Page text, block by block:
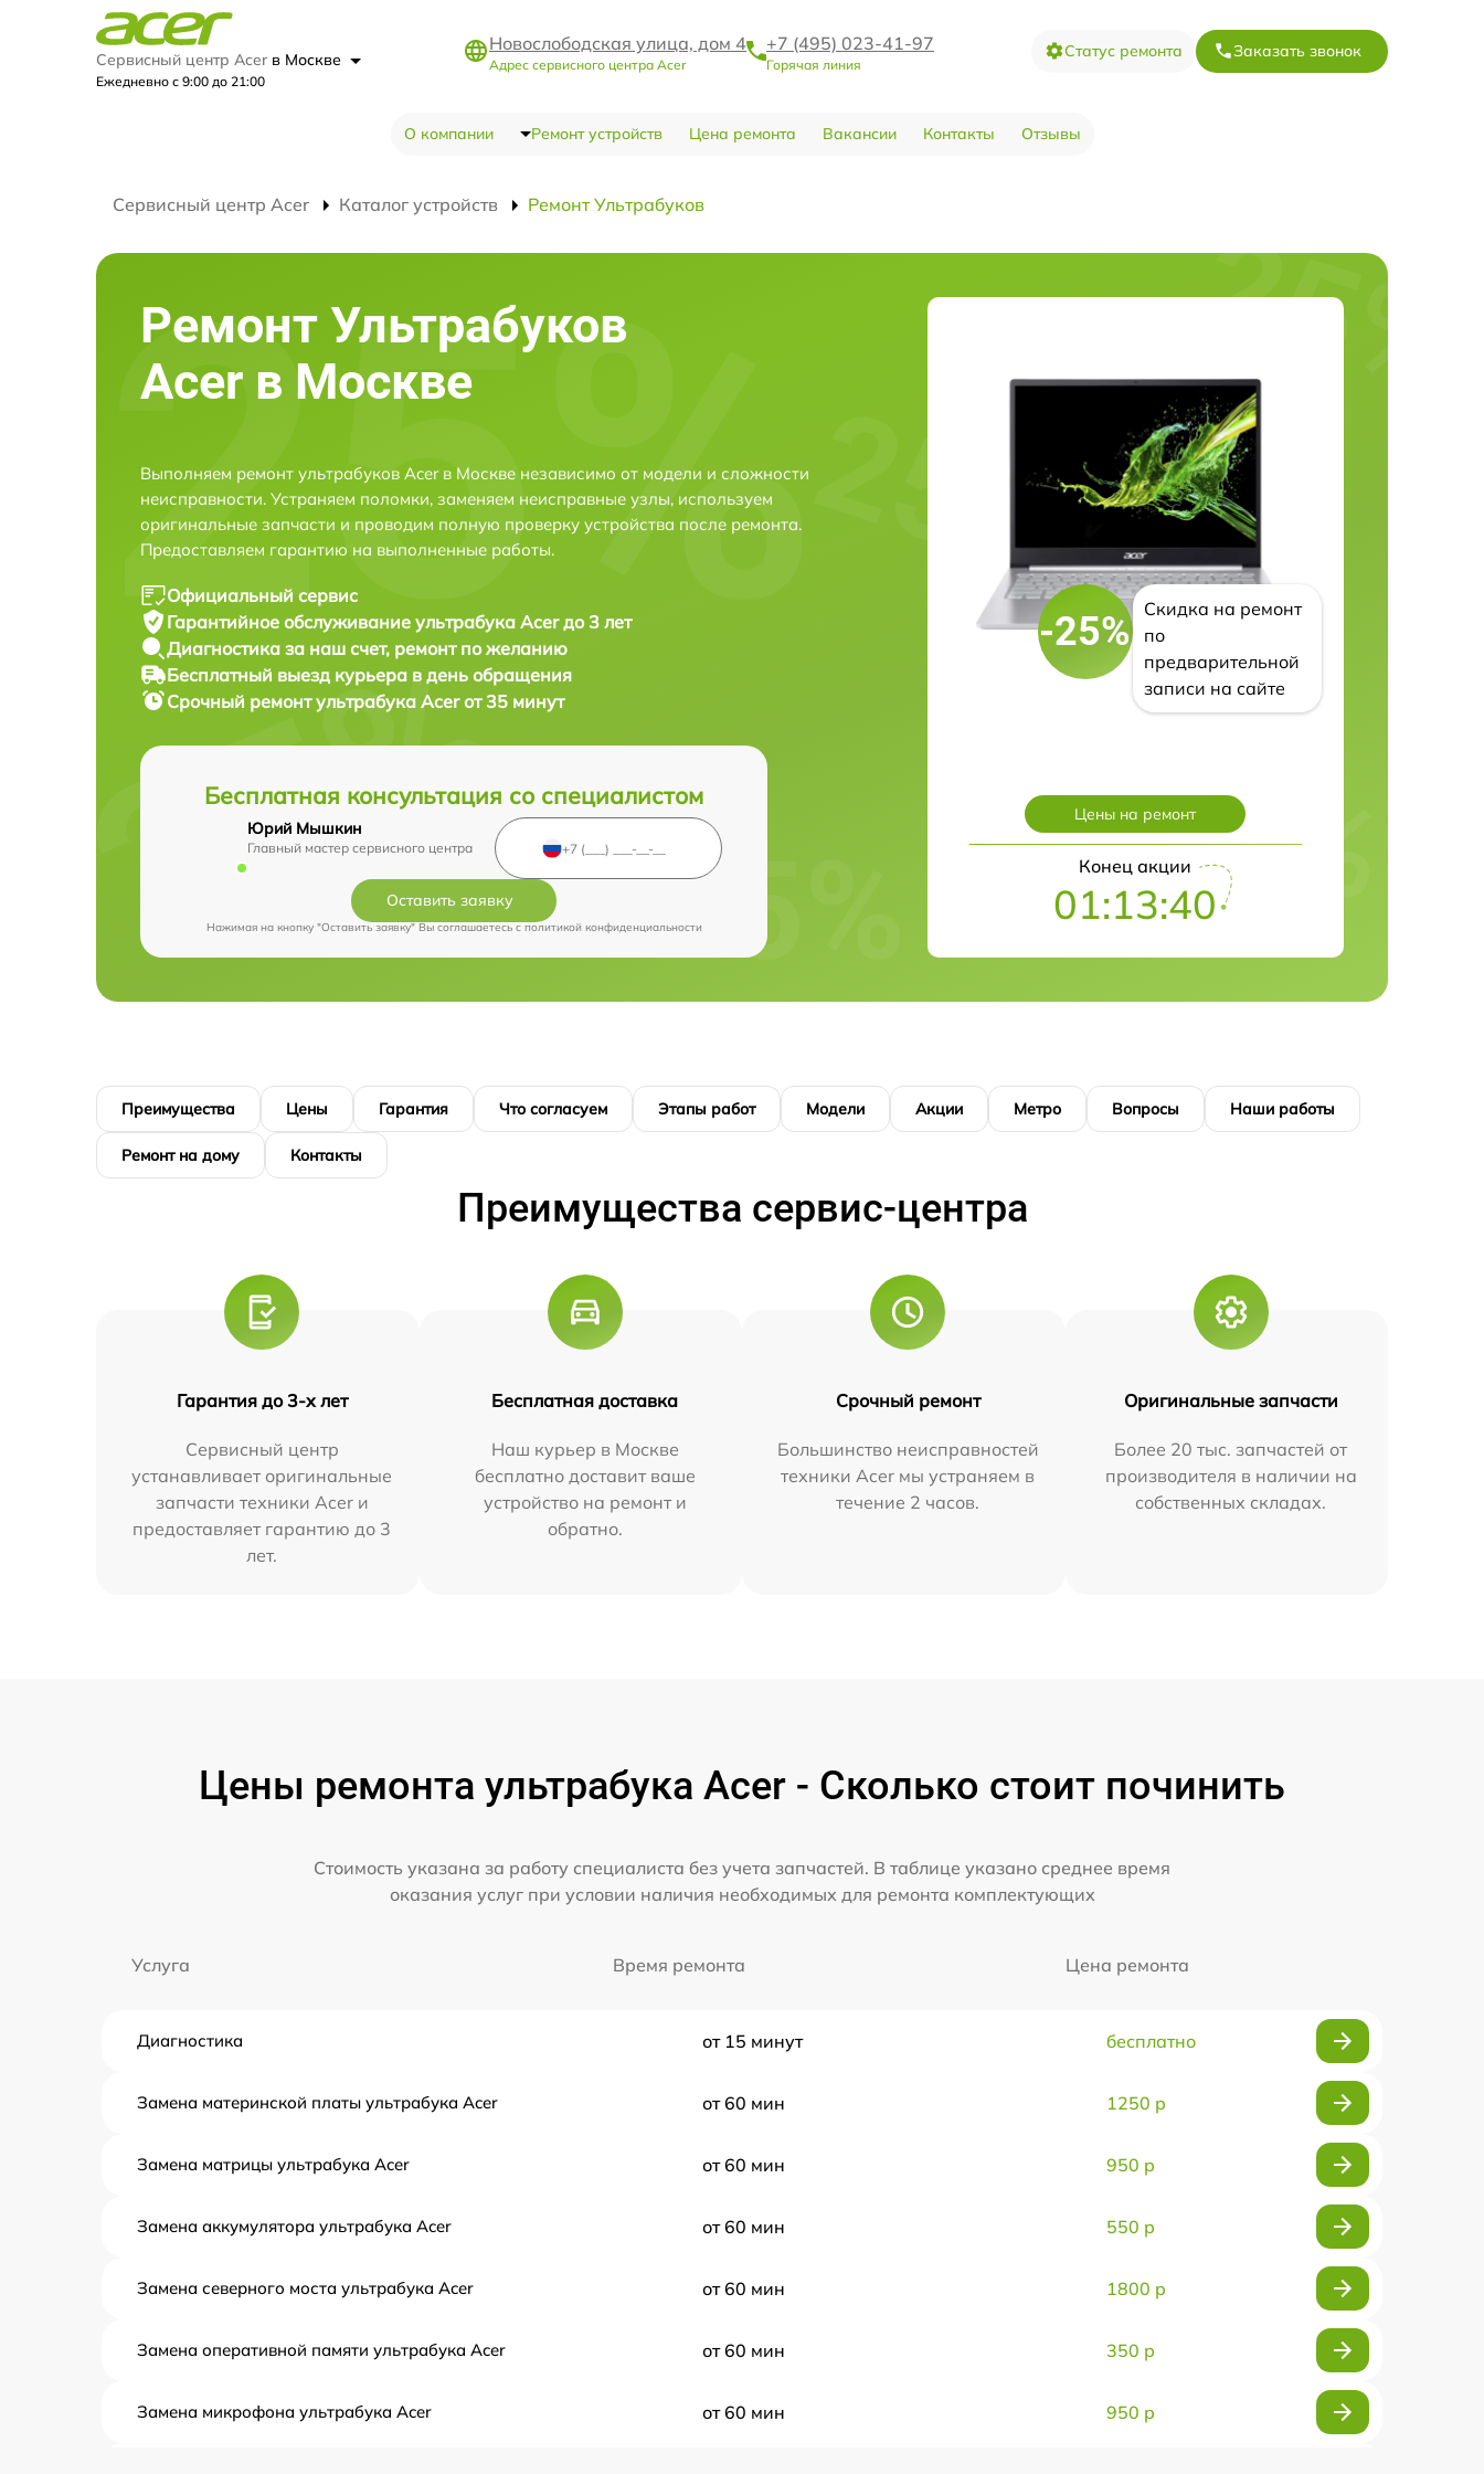
Сервисный центр Acer в Москве
Ежедневно с 9:00 до 21:00
Новослободская улица, дом 4
Адрес сервисного центра Acer
+7 (495) 023-41-97
Горячая линия
Статус ремонта Заказать звонок
О компании Ремонт устройств Цена ремонта Вакансии Контакты Отзывы
Сервисный центр Acer Каталог устройств Ремонт Ультрабуков
Ремонт Ультрабуков
Acer в Москве
Выполняем ремонт ультрабуков Acer в Москве независимо от модели и сложности
неисправности. Устраняем поломки, заменяем неисправные узлы, используем
оригинальные запчасти и проводим полную проверку устройства после ремонта.
Предоставляем гарантию на выполненные работы.
Официальный сервис
Гарантийное обслуживание ультрабука Acer до 3 лет
Диагностика за наш счет, ремонт по желанию
Бесплатный выезд курьера в день обращения
Срочный ремонтультрабука Acer от 35 минут
Бесплатная консультация со специалистом
Юрий Мышкин
Главный мастер сервисного центра
Оставить заявку
Нажимая на кнопку "Оставить заявку" Вы соглашаетесь cполитикой конфиденциальности
-25%
Скидка на ремонт
по
предварительной
записи на сайте
Цены на ремонт
Конец акции
01:13:39
Преимущества Цены Гарантия Что согласуем Этапы работ Модели Акции Метро Вопросы Наши работы
Ремонт на дому Контакты
Преимущества сервис-центра
Гарантия до 3-х лет
Сервисный центр
устанавливает оригинальные
запчасти техники Acer и
предоставляет гарантию до 3
лет.
Бесплатная доставка
Наш курьер в Москве
бесплатно доставит ваше
устройство на ремонт и
обратно.
Срочный ремонт
Большинство неисправностей
техники Acer мы устраняем в
течение 2 часов.
Оригинальные запчасти
Более 20 тыс. запчастей от
производителя в наличии на
собственных складах.
Цены ремонта ультрабука Acer - Сколько стоит починить
Стоимость указана за работу специалиста без учета запчастей. В таблице указано среднее время
оказания услуг при условии наличия необходимых для ремонта комплектующих
Услуга Время ремонта Цена ремонта
Диагностика от 15 минут бесплатно
Замена материнской платы ультрабука Acer от 60 мин 1250 р
Замена матрицы ультрабука Acer от 60 мин 950 р
Замена аккумулятора ультрабука Acer от 60 мин 550 р
Замена северного моста ультрабука Acer от 60 мин 1800 р
Замена оперативной памяти ультрабука Acer от 60 мин 350 р
Замена микрофона ультрабука Acer от 60 мин 950 р